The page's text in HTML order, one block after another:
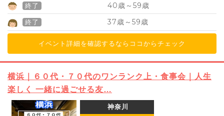
終了 40歳～ 59歳
終了 37歳～ 59歳
イベント詳細を確認するならココからチェック
横浜｜６０代・７０代のワンランク上・食事会｜人生
楽しく 一緒に過ごせる友…
神奈川